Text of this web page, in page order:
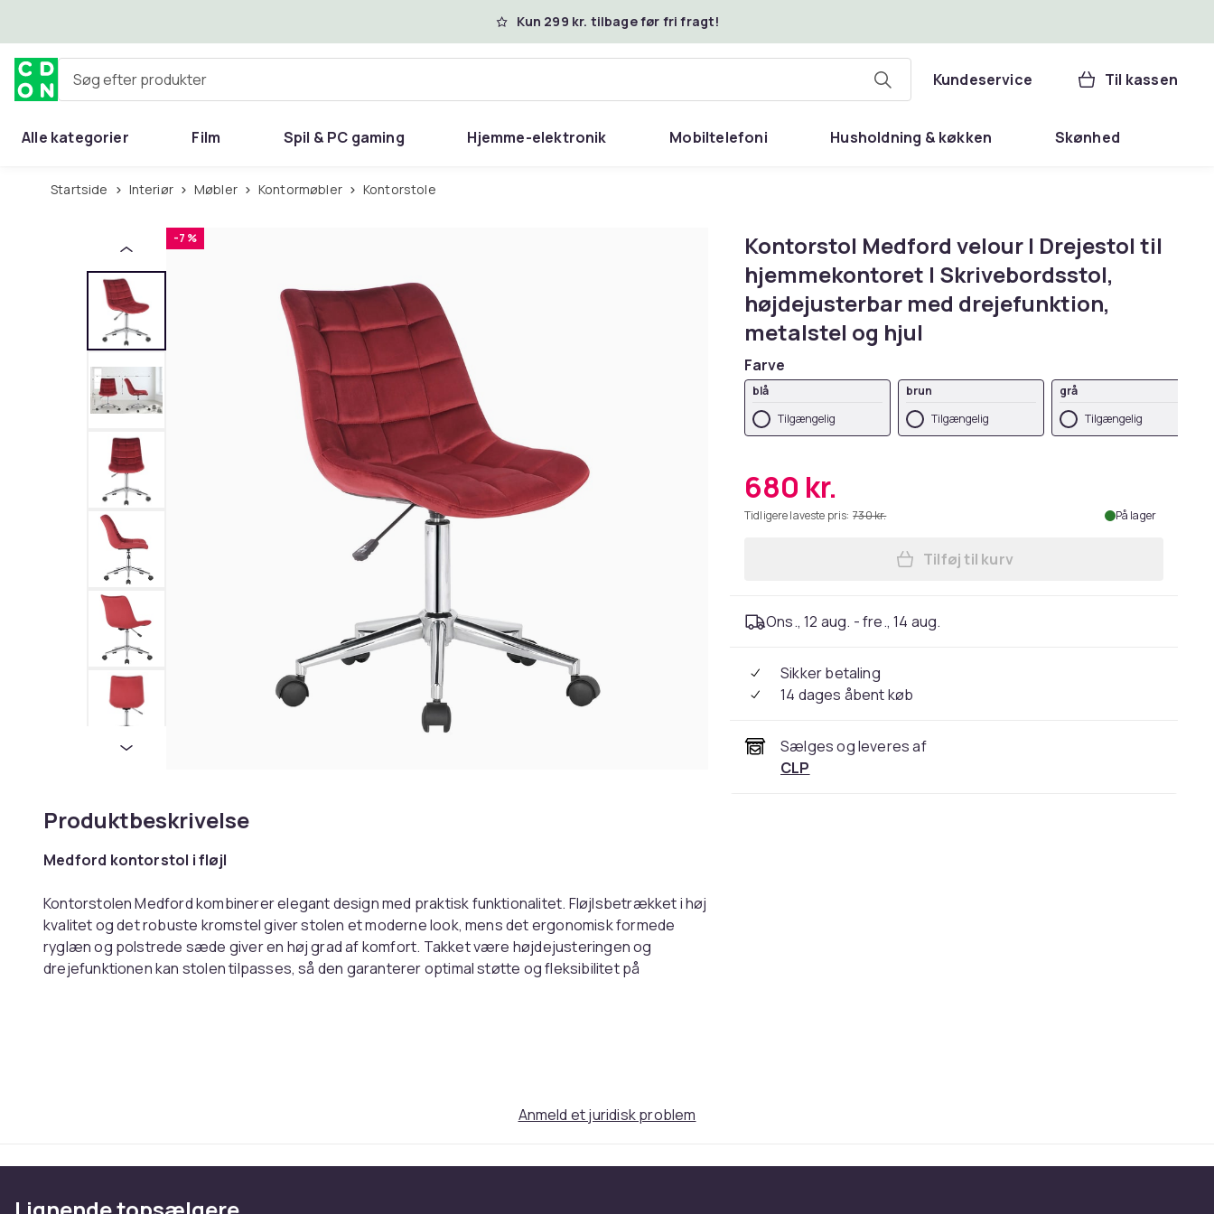
Kun 299 kr. tilbage før fri fragt!
Søg efter produkter Kundeservice Til kassen
Alle kategorier Film Spil & PC gaming Hjemme-elektronik Mobiltelefoni Husholdning & køkken Skønhed
Hjem & have
Startside Interiør Møbler Kontormøbler Kontorstole
-7 %
Produktbeskrivelse
Medford kontorstol i fløjl
Kontorstolen Medford kombinerer elegant design med praktisk funktionalitet. Fløjlsbetrækket i høj
kvalitet og det robuste kromstel giver stolen et moderne look, mens det ergonomisk formede
ryglæn og polstrede sæde giver en høj grad af komfort. Takket være højdejusteringen og
drejefunktionen kan stolen tilpasses, så den garanterer optimal støtte og fleksibilitet på
Total bredde: 46 cm
Sædehøjde: 44 - 59 cm
Kontorstol Medford velour I Drejestol til
hjemmekontoret I Skrivebordsstol,
højdejusterbar med drejefunktion,
metalstel og hjul
Farve
blå
Tilgængelig
brun
Tilgængelig
grå
Tilgængelig
680 kr.
Tidligere laveste pris: 730 kr. På lager
Læg Kontorstol Medford velour I
Tilføj til kurv
Ons., 12 aug. - fre., 14 aug.
Sikker betaling
14 dages åbent køb
Sælges og leveres af
CLP
Anmeld et juridisk problem